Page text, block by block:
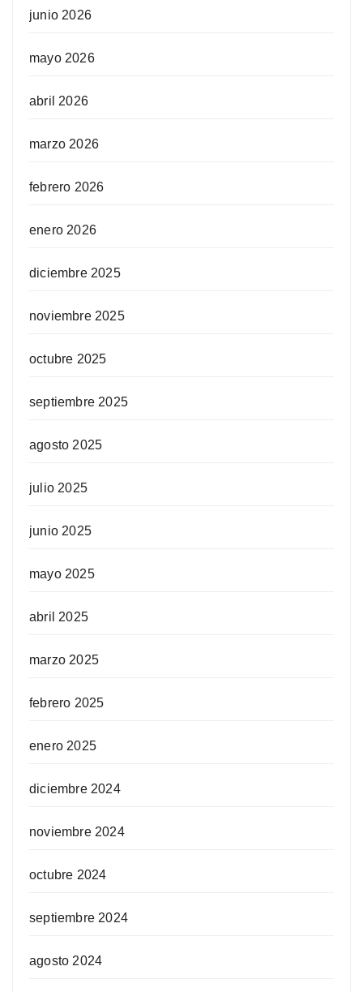
junio 2026
mayo 2026
abril 2026
marzo 2026
febrero 2026
enero 2026
diciembre 2025
noviembre 2025
octubre 2025
septiembre 2025
agosto 2025
julio 2025
junio 2025
mayo 2025
abril 2025
marzo 2025
febrero 2025
enero 2025
diciembre 2024
noviembre 2024
octubre 2024
septiembre 2024
agosto 2024